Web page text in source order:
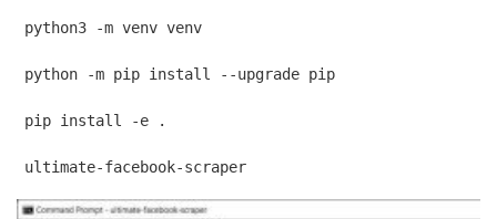
python3 -m venv venv
python -m pip install --upgrade pip
pip install -e .
ultimate-facebook-scraper